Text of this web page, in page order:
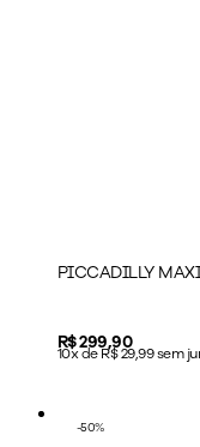
PICCADILLY
Price:
R$ 299,90
10x de R$ 29,99 sem
-50%